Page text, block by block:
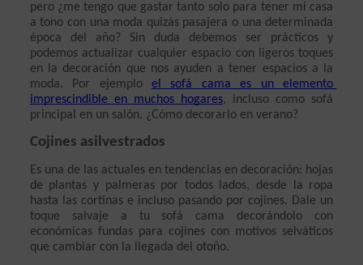
pero ¿me tengo que gastar tanto solo para tener mi casa
a tono con una moda quizás pasajera o una determinada
época del año? Sin duda debemos ser prácticos y
podemos actualizar cualquier espacio con ligeros toques
en la decoración que nos ayuden a tener espacios a la
moda. Por ejemplo el sofá cama es un elemento
imprescindible en muchos hogares, incluso como sofá
principal en un salón. ¿Cómo decorarlo en verano?
Cojines asilvestrados
Es una de las actuales en tendencias en decoración: hojas
de plantas y palmeras por todos lados, desde la ropa
hasta las cortinas e incluso pasando por cojines. Dale un
toque salvaje a tu sofá cama decorándolo con
económicas fundas para cojines con motivos selváticos
que cambiar con la llegada del otoño.